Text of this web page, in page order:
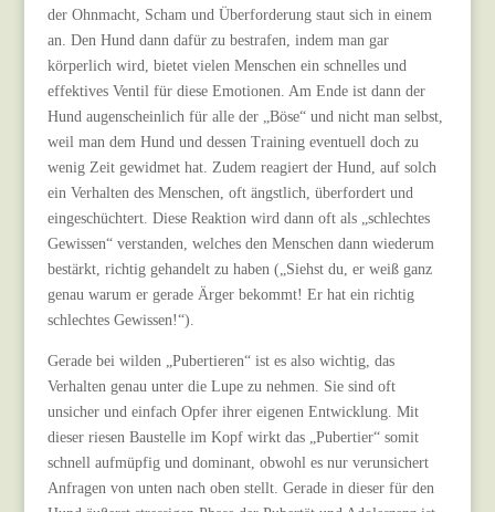
der Ohnmacht, Scham und Überforderung staut sich in einem
an. Den Hund dann dafür zu bestrafen, indem man gar
körperlich wird, bietet vielen Menschen ein schnelles und
effektives Ventil für diese Emotionen. Am Ende ist dann der
Hund augenscheinlich für alle der „Böse“ und nicht man selbst,
weil man dem Hund und dessen Training eventuell doch zu
wenig Zeit gewidmet hat. Zudem reagiert der Hund, auf solch
ein Verhalten des Menschen, oft ängstlich, überfordert und
eingeschüchtert. Diese Reaktion wird dann oft als „schlechtes
Gewissen“ verstanden, welches den Menschen dann wiederum
bestärkt, richtig gehandelt zu haben („Siehst du, er weiß ganz
genau warum er gerade Ärger bekommt! Er hat ein richtig
schlechtes Gewissen!“).
Gerade bei wilden „Pubertieren“ ist es also wichtig, das
Verhalten genau unter die Lupe zu nehmen. Sie sind oft
unsicher und einfach Opfer ihrer eigenen Entwicklung. Mit
dieser riesen Baustelle im Kopf wirkt das „Pubertier“ somit
schnell aufmüpfig und dominant, obwohl es nur verunsichert
Anfragen von unten nach oben stellt. Gerade in dieser für den